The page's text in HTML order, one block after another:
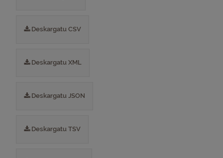
Deskargatu CSV
Deskargatu XML
Deskargatu JSON
Deskargatu TSV